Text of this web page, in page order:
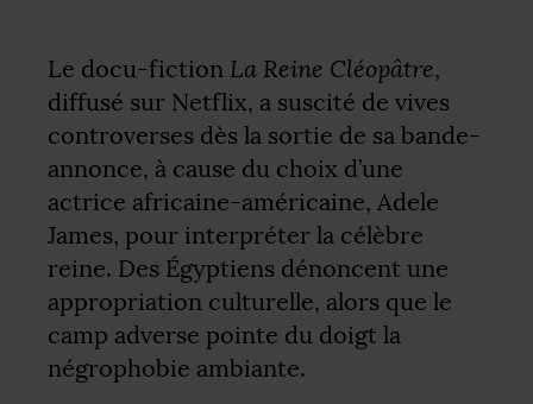
Le docu-fiction La Reine Cléopâtre,
diffusé sur Netflix, a suscité de vives
controverses dès la sortie de sa bande-
annonce, à cause du choix d’une
actrice africaine-américaine, Adele
James, pour interpréter la célèbre
reine. Des Égyptiens dénoncent une
appropriation culturelle, alors que le
camp adverse pointe du doigt la
négrophobie ambiante.